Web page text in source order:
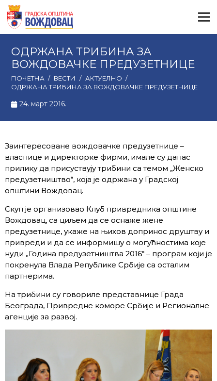
ОДРЖАНА ТРИБИНА ЗА
ВОЖДОВАЧКЕ ПРЕДУЗЕТНИЦЕ
ПОЧЕТНА / ВЕСТИ / АКТУЕЛНО /
ОДРЖАНА ТРИБИНА ЗА ВОЖДОВАЧКЕ ПРЕДУЗЕТНИЦЕ
24. март 2016.
Заинтересоване вождовачке предузетнице –
власнице и директорке фирми, имале су данас
прилику да присуствују трибини са темом „Женско
предузетништво“, која је одржана у Градској
општини Вождовац.
Скуп је организовао Клуб привредника општине
Вождовац, са циљем да се оснаже жене
предузетнице, укаже на њихов допринос друштву и
привреди и да се информишу о могућностима које
нуди „Година предузетништва 2016“ – програм који је
покренула Влада Републике Србије са осталим
партнерима.
На трибини су говориле представнице Града
Београда, Привредне коморе Србије и Регионалне
агенције за развој.